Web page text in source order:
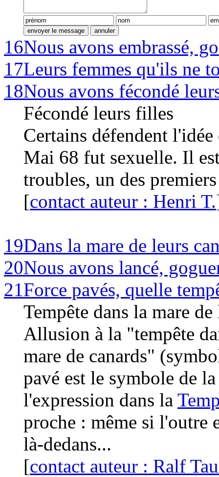
16Nous avons embrassé,
17Leurs femmes qu'ils ne
18Nous avons fécondé
Fécondé leurs filles
Certains défendent
Mai 68 fut sexuelle. Il
troubles, un des
[contact auteur : Henri T.
19Dans la mare de leurs
20Nous avons lancé,
21Force pavés, quelle
Tempête dans la mare
Allusion à la "tempête
mare de canards"
pavé est le symbole de
l'expression dans la
proche : même si
là-dedans...
[contact auteur : Ralf